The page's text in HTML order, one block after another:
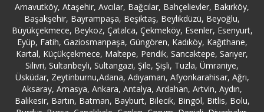
Arnavutköy, Ataşehir, Avcılar, Bağcılar, Bahçelievler, Bakırköy,
Başakşehir, Bayrampaşa, Beşiktaş, Beylikdüzü, Beyoğlu,
Büyükçekmece, Beykoz, Çatalca, Çekmeköy, Esenler, Esenyurt,
Eyüp, Fatih, Gaziosmanpaşa, Güngören, Kadıköy, Kağıthane,
Kartal, Küçükçekmece, Maltepe, Pendik, Sancaktepe, Sarıyer,
Silivri, Sultanbeyli, Sultangazi, Şile, Şişli, Tuzla, Ümraniye,
Üsküdar, Zeytinburnu,Adana, Adıyaman, Afyonkarahisar, Ağrı,
Aksaray, Amasya, Ankara, Antalya, Ardahan, Artvin, Aydın,
Balıkesir, Bartın, Batman, Bayburt, Bilecik, Bingöl, Bitlis, Bolu,